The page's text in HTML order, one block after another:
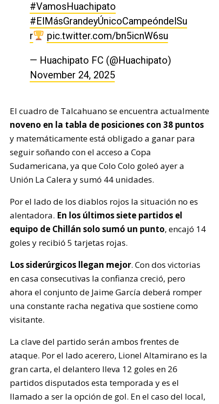
#VamosHuachipato
#ElMásGrandeyÚnicoCampeóndelSu
r
pic.twitter.com/bn5icnW6su
— Huachipato FC (@Huachipato)
November 24, 2025
El cuadro de Talcahuano se encuentra actualmente
noveno en la tabla de posiciones con 38 puntos
y matemáticamente está obligado a ganar para
seguir soñando con el acceso a Copa
Sudamericana, ya que Colo Colo goleó ayer a
Unión La Calera y sumó 44 unidades.
Por el lado de los diablos rojos la situación no es
alentadora. En los últimos siete partidos el
equipo de Chillán solo sumó un punto, encajó 14
goles y recibió 5 tarjetas rojas.
Los siderúrgicos llegan mejor. Con dos victorias
en casa consecutivas la confianza creció, pero
ahora el conjunto de Jaime García deberá romper
una constante racha negativa que sostiene como
visitante.
La clave del partido serán ambos frentes de
ataque. Por el lado acerero, Lionel Altamirano es la
gran carta, el delantero lleva 12 goles en 26
partidos disputados esta temporada y es el
llamado a ser la opción de gol. En el caso del local,